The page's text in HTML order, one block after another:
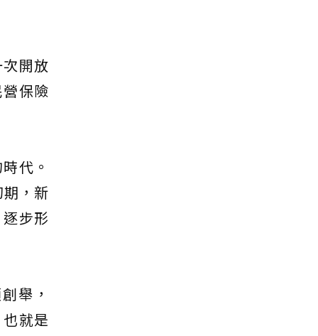
開放
保險
代。
，新
步形
舉，
就是